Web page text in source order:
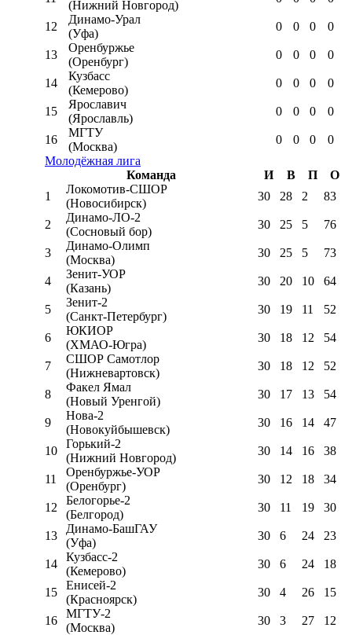
(Нижний Новгород)
12
Динамо-Урал
(Уфа)
0 0 0 0
13
Оренбуржье
(Оренбург)
0 0 0 0
14
Кузбасс
(Кемерово)
0 0 0 0
15
Ярославич
(Ярославль)
0 0 0 0
16
МГТУ
(Москва)
0 0 0
0
Молодёжная лига
Команда
И В П
О
1
Локомотив-CШОР
(Новосибирск)
30 28 2 83
2
Динамо-ЛО-2
(Сосновый бор)
30 25 5 76
3
Динамо-Олимп
(Москва)
30 25 5 73
4
Зенит-УОР
(Казань)
30 20 10 64
5
Зенит-2
(Санкт-Петербург)
30 19 11 52
6
ЮКИОР
(ХМАО-Югра)
30 18 12 54
7
СШОР Самотлор
(Нижневартовск)
30 18 12 52
8
Факел Ямал
(Новый Уренгой)
30 17 13 54
9
Нова-2
(Новокуйбышевск)
30 16 14 47
10
Горький-2
(Нижний Новгород)
30 14 16 38
11
Оренбуржье-УОР
(Оренбург)
30 12 18 34
12
Белогорье-2
(Белгород)
30 11 19 30
13
Динамо-БашГАУ
(Уфа)
30 6 24 23
14
Кузбасс-2
(Кемерово)
30 6 24 18
15
Енисей-2
(Красноярск)
30 4 26 15
16
МГТУ-2
(Москва)
30 3 27 12